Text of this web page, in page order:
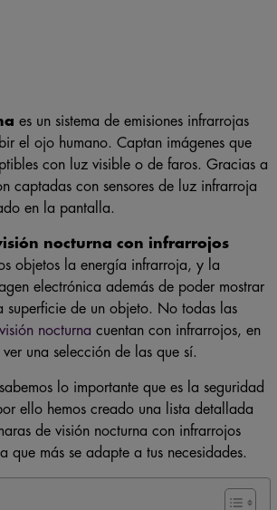
es un sistema de emisiones infrarrojas
el ojo humano. Captan imágenes que
con luz visible o de faros. Gracias a
captadas con sensores de luz infrarroja
en la pantalla.
nocturna con infrarrojos
objetos la energía infrarroja, y la
electrónica además de poder mostrar
superficie de un objeto. No todas las
nocturna cuentan con infrarrojos, en
una selección de las que sí.
lo importante que es la seguridad
ello hemos creado una lista detallada
de visión nocturna con infrarrojos
que más se adapte a tus necesidades.